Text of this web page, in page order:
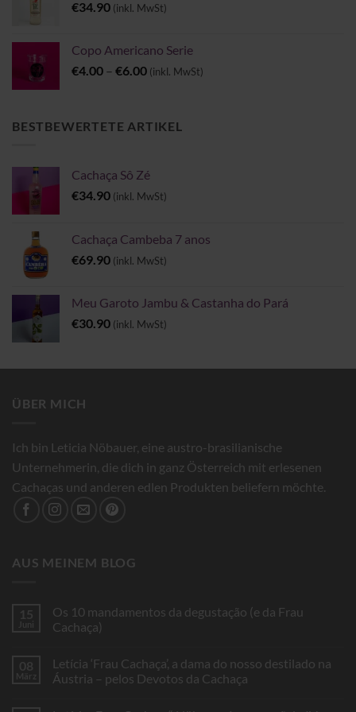
€34.90 (inkl. MwSt)
Copo Americano Serie
€4.00 – €6.00Preisspanne:
€6.00
(inkl. MwSt)
BESTBEWERTETE ARTIKEL
Cachaça Sô Zé
€34.90 (inkl. MwSt)
Cachaça Cambeba 7 anos
€69.90 (inkl. MwSt)
Meu Garoto Jambu & Castanha do Pará
€30.90 (inkl. MwSt)
ÜBER MICH
Ich bin Leticia Nöbauer, eine austro-brasilianische
Unternehmerin, die dich in ganz Österreich mit erlesenen
Cachaças und anderen edlen Produkten beliefern möchte.
AUS MEINEM BLOG
15
Juni
Os 10 mandamentos da degustação (e da Frau
Cachaça)
zu
Os
10
08
März
Letícia ‘Frau Cachaça’, a dama do nosso destilado na
Áustria – pelos Devotos da Cachaça